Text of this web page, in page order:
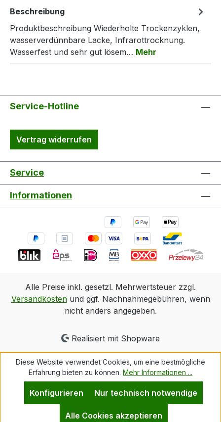
Beschreibung
Produktbeschreibung Wiederholte Trockenzyklen,
wasserverdünnbare Lacke, Infrarottrocknung.
Wasserfest und sehr gut lösem… Mehr
Service-Hotline
Vertrag widerrufen
Service
Informationen
Alle Preise inkl. gesetzl. Mehrwertsteuer zzgl.
Versandkostenund ggf. Nachnahmegebühren, wenn
nicht anders angegeben.
Realisiert mit Shopware
Diese Website verwendet Cookies, um eine bestmögliche
Erfahrung bieten zu können. Mehr Informationen ...
Nur technisch notwendige
Konfigurieren
Alle Cookies akzeptieren